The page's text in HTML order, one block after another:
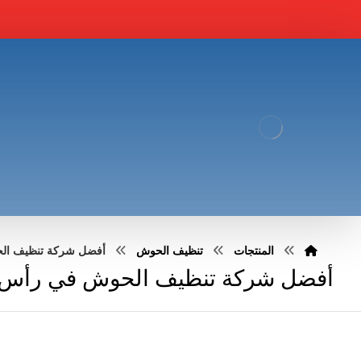
المنتجات تنظيف الحوش أفضل شركة تنظيف الحوش
أفضل شركة تنظيف الحوش في رأس الخيمة :